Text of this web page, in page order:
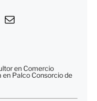
en Comercio
en Palco Consorcio de